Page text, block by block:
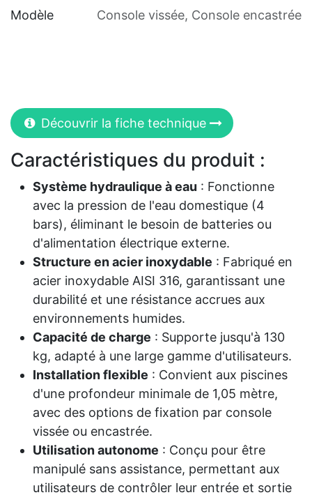
Modèle Console vissée, Console encastrée
Découvrir la fiche technique
Caractéristiques du produit :
Système hydraulique à eau : Fonctionne
avec la pression de l'eau domestique (4
bars), éliminant le besoin de batteries ou
d'alimentation électrique externe.
Structure en acier inoxydable : Fabriqué en
acier inoxydable AISI 316, garantissant une
durabilité et une résistance accrues aux
environnements humides.
Capacité de charge : Supporte jusqu'à 130
kg, adapté à une large gamme d'utilisateurs.
Installation flexible : Convient aux piscines
d'une profondeur minimale de 1,05 mètre,
avec des options de fixation par console
vissée ou encastrée.
Utilisation autonome : Conçu pour être
manipulé sans assistance, permettant aux
utilisateurs de contrôler leur entrée et sortie